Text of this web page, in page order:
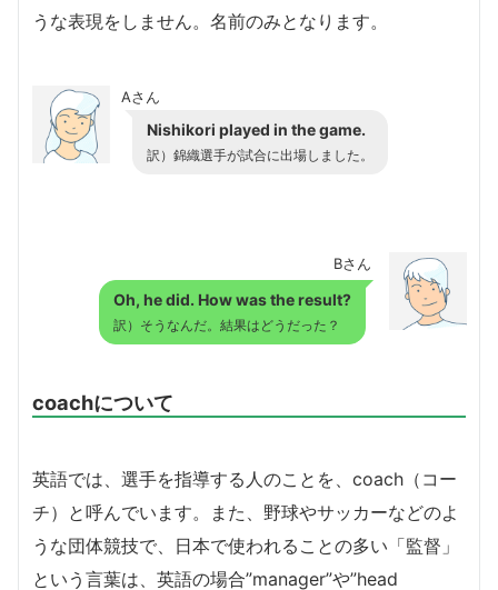
うな表現をしません。名前のみとなります。
Aさん
Nishikori played in the game.
訳）錦織選手が試合に出場しました。
Bさん
Oh, he did. How was the result?
訳）そうなんだ。結果はどうだった？
coachについて
英語では、選手を指導する人のことを、coach（コー
チ）と呼んでいます。また、野球やサッカーなどのよ
うな団体競技で、日本で使われることの多い「監督」
という言葉は、英語の場合”manager”や”head